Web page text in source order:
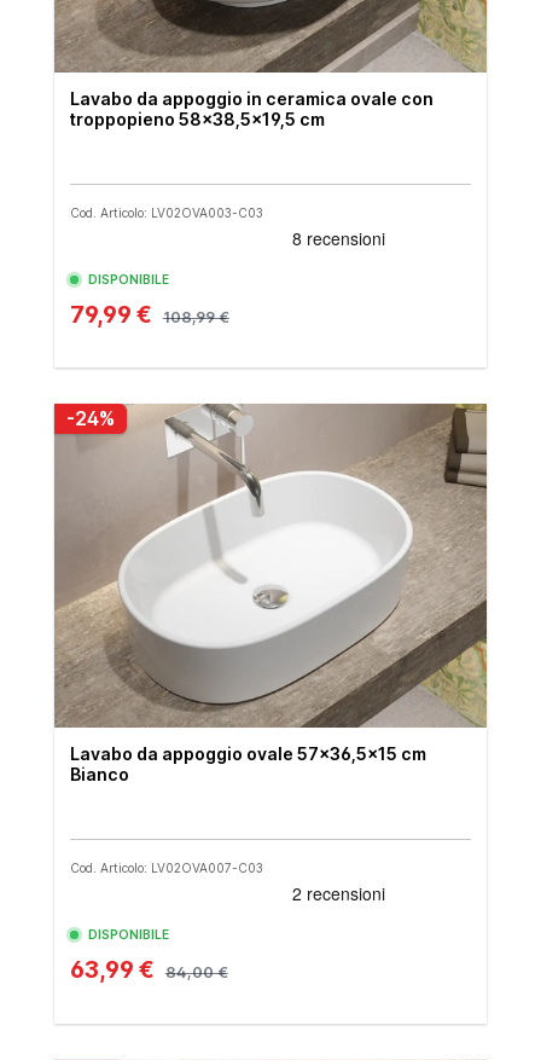
Lavabo da appoggio in ceramica ovale con
troppopieno 58x38,5x19,5 cm
Cod. Articolo: LV02OVA003-C03
DISPONIBILE
79,99 € 108,99 €
-24%
Lavabo da appoggio ovale 57x36,5x15 cm
Bianco
Cod. Articolo: LV02OVA007-C03
DISPONIBILE
63,99 € 84,00 €